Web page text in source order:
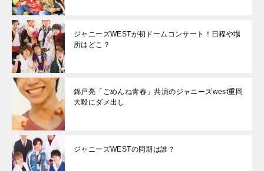
ジャニーズWESTが初ドームコンサート！日程や場
所はどこ？
錦戸亮「ごめんね青春」共演のジャニーズwest重岡
大毅にダメ出し
ジャニーズWESTの同期は誰？